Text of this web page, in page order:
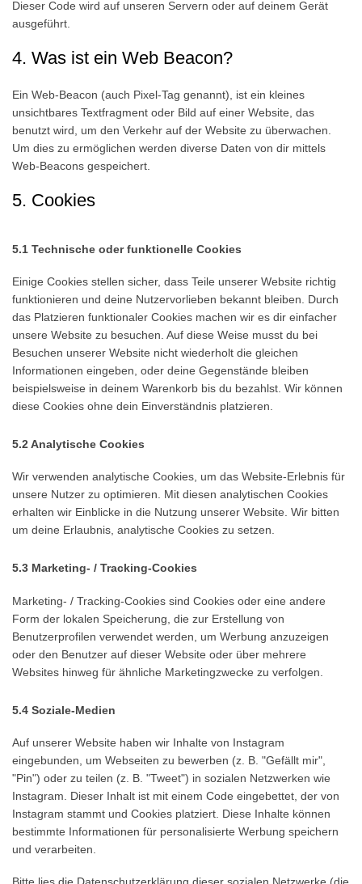
Dieser Code wird auf unseren Servern oder auf deinem Gerät
ausgeführt.
4. Was ist ein Web Beacon?
Ein Web-Beacon (auch Pixel-Tag genannt), ist ein kleines
unsichtbares Textfragment oder Bild auf einer Website, das
benutzt wird, um den Verkehr auf der Website zu überwachen.
Um dies zu ermöglichen werden diverse Daten von dir mittels
Web-Beacons gespeichert.
5. Cookies
5.1 Technische oder funktionelle Cookies
Einige Cookies stellen sicher, dass Teile unserer Website richtig
funktionieren und deine Nutzervorlieben bekannt bleiben. Durch
das Platzieren funktionaler Cookies machen wir es dir einfacher
unsere Website zu besuchen. Auf diese Weise musst du bei
Besuchen unserer Website nicht wiederholt die gleichen
Informationen eingeben, oder deine Gegenstände bleiben
beispielsweise in deinem Warenkorb bis du bezahlst. Wir können
diese Cookies ohne dein Einverständnis platzieren.
5.2 Analytische Cookies
Wir verwenden analytische Cookies, um das Website-Erlebnis für
unsere Nutzer zu optimieren. Mit diesen analytischen Cookies
erhalten wir Einblicke in die Nutzung unserer Website. Wir bitten
um deine Erlaubnis, analytische Cookies zu setzen.
5.3 Marketing- / Tracking-Cookies
Marketing- / Tracking-Cookies sind Cookies oder eine andere
Form der lokalen Speicherung, die zur Erstellung von
Benutzerprofilen verwendet werden, um Werbung anzuzeigen
oder den Benutzer auf dieser Website oder über mehrere
Websites hinweg für ähnliche Marketingzwecke zu verfolgen.
5.4 Soziale-Medien
Auf unserer Website haben wir Inhalte von Instagram
eingebunden, um Webseiten zu bewerben (z. B. "Gefällt mir",
"Pin") oder zu teilen (z. B. "Tweet") in sozialen Netzwerken wie
Instagram. Dieser Inhalt ist mit einem Code eingebettet, der von
Instagram stammt und Cookies platziert. Diese Inhalte können
bestimmte Informationen für personalisierte Werbung speichern
und verarbeiten.